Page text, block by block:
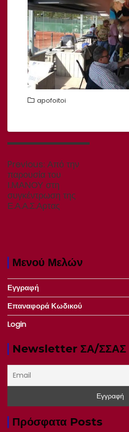
apofoitoi
Πλοήγηση
Previous: Previous
post:
Από την
παρουσία του
Ι.ΜΑΝΟΥ στη
συγκέντρωση της
Ε.Α.Α.Σ.Αρτας
Μενού Μελών
Εγγραφή
Επαναφορά Κωδικού
Login
Newsletter ΣΑ/ΣΣΑΣ
Πρόσφατα Posts